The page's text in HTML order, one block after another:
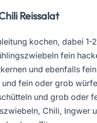
Reissalat
kochen, dabei
fein
und ebenfalls
fein oder grob
und grob oder
Chili, Ingwer